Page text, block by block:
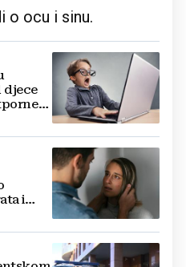
o ocu i sinu.
djece
i